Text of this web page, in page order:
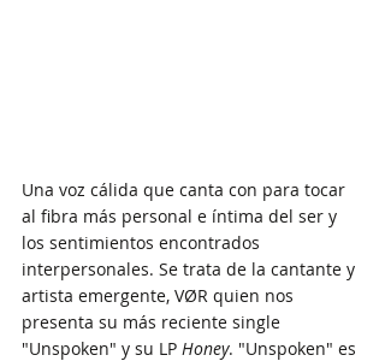
Una voz cálida que canta con para tocar
al fibra más personal e íntima del ser y
los sentimientos encontrados
interpersonales. Se trata de la cantante y
artista emergente, VØR quien nos
presenta su más reciente single
"Unspoken" y su LP Honey. "Unspoken" es